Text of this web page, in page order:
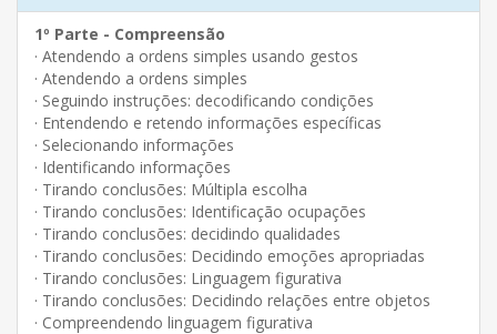
1º Parte - Compreensão
· Atendendo a ordens simples usando gestos
· Atendendo a ordens simples
· Seguindo instruções: decodificando condições
· Entendendo e retendo informações específicas
· Selecionando informações
· Identificando informações
· Tirando conclusões: Múltipla escolha
· Tirando conclusões: Identificação ocupações
· Tirando conclusões: decidindo qualidades
· Tirando conclusões: Decidindo emoções apropriadas
· Tirando conclusões: Linguagem figurativa
· Tirando conclusões: Decidindo relações entre objetos
· Compreendendo linguagem figurativa